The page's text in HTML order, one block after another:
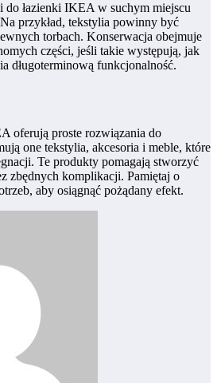
do łazienki IKEA w suchym miejscu
przykład, tekstylia powinny być
torbach. Konserwacja obejmuje
części, jeśli takie występują, jak
długoterminową funkcjonalność.
oferują proste rozwiązania do
one tekstylia, akcesoria i meble, które
Te produkty pomagają stworzyć
zbędnych komplikacji. Pamiętaj o
aby osiągnąć pożądany efekt.